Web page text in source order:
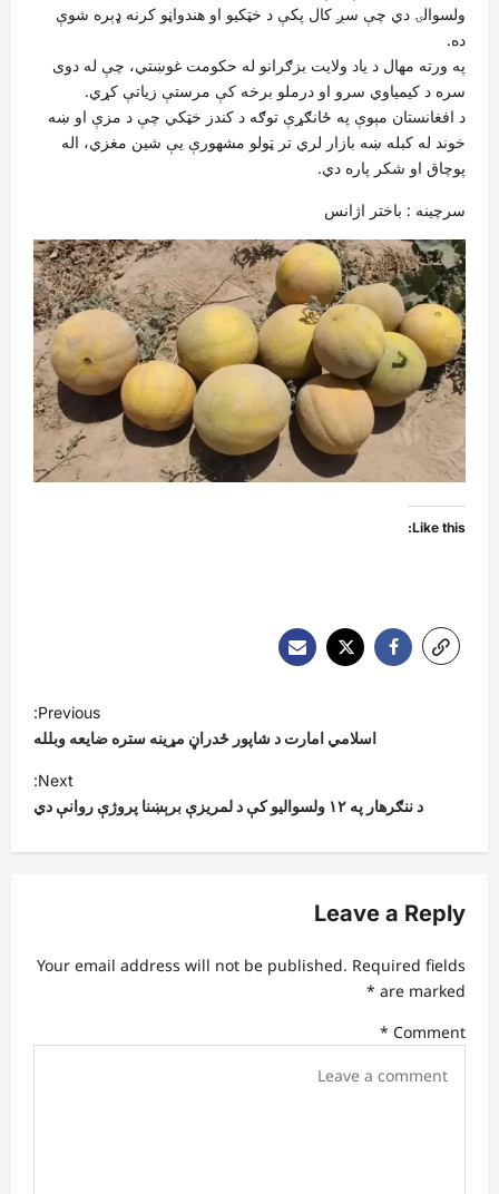
ولسوالۍ دي چې سږ کال پکې د خټکیو او هندواڼو کرنه ډېره شوې
ده.
په ورته مهال د یاد ولایت بزګرانو له حکومت غوښتي، چې له دوی
سره د کیمیاوي سرو او درملو برخه کې مرستې زیاتې کړي.
د افغانستان مېوې په ځانګړې توګه د کندز خټکي چې د مزې او ښه
خوند له کبله ښه بازار لري تر ټولو مشهورې یې شین مغزي، اله‌
پوچاق او شکر پاره دي.
سرچینه : باختر اژانس
Like this:
v
g
t
Previous:
اسلامي امارت د شاپور ځدراڼ مړینه ستره ضایعه وبلله
Next:
د ننګرهار په ۱۲ ولسوالیو کې د لمریزې برېښنا پروژې روانې دي
Leave a Reply
Your email address will not be published. Required fields
are marked
*
Comment
*